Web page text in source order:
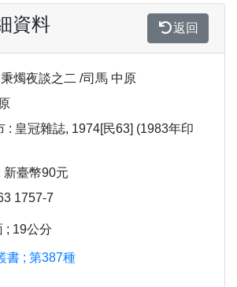
資料 返回
燭夜談之二 /司馬 中原
: 皇冠雜誌, 1974[民63] (1983年印
新臺幣90元
1757-7
; 19公分
書 ; 第387種